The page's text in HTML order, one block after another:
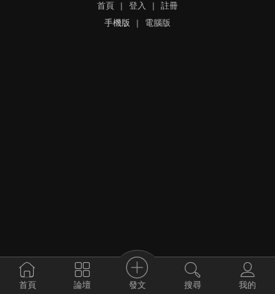
首頁 | 登入 |
註冊
手機版
| 電腦版
首頁 論壇 發文 搜尋 我的